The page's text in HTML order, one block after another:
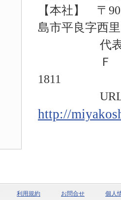
【本社】 〒
島市平良字西
代表電話
Ｆ Ａ
1811
URL
http://
利用規約 お問合せ 個人